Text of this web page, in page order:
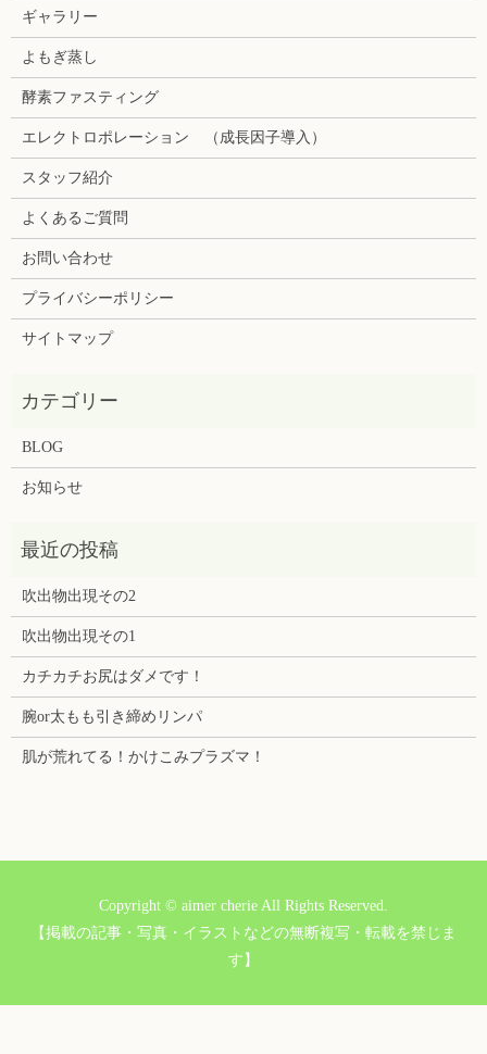
ギャラリー
よもぎ蒸し
酵素ファスティング
エレクトロポレーション （成長因子導入）
スタッフ紹介
よくあるご質問
お問い合わせ
プライバシーポリシー
サイトマップ
BLOG
お知らせ
吹出物出現その2
吹出物出現その1
カチカチお尻はダメです！
腕or太もも引き締めリンパ
肌が荒れてる！かけこみプラズマ！
Copyright © aimer cherie All Rights Reserved.
【掲載の記事・写真・イラストなどの無断複写・転載を禁じま
す】